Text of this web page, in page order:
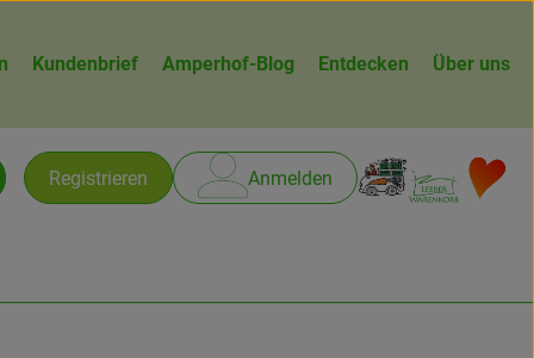
Kundenbrief Amperhof-Blog Entdecken Über uns
Registrieren Anmelden